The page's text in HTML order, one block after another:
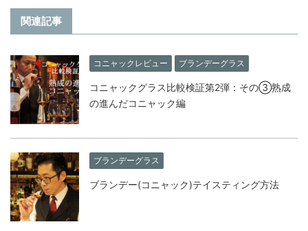
関連記事
コニャックレビュー ブランデーグラス
コニャックグラス比較検証第2弾：その③熟成
の進んだコニャック編
ブランデーグラス
ブランデー(コニャック)テイスティング方法